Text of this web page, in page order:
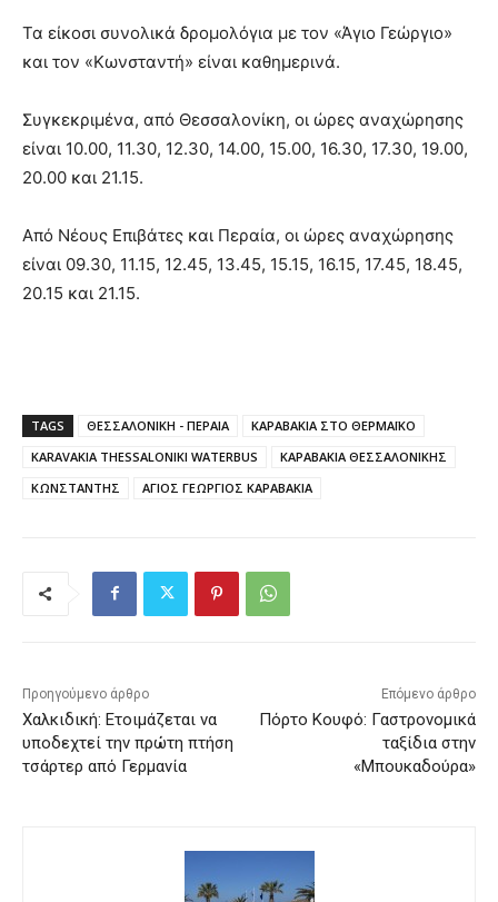
Τα είκοσι συνολικά δρομολόγια με τον «Άγιο Γεώργιο»
και τον «Κωνσταντή» είναι καθημερινά.
Συγκεκριμένα, από Θεσσαλονίκη, οι ώρες αναχώρησης
είναι 10.00, 11.30, 12.30, 14.00, 15.00, 16.30, 17.30, 19.00,
20.00 και 21.15.
Από Νέους Επιβάτες και Περαία, οι ώρες αναχώρησης
είναι 09.30, 11.15, 12.45, 13.45, 15.15, 16.15, 17.45, 18.45,
20.15 και 21.15.
TAGS ΘΕΣΣΑΛΟΝΙΚΗ - ΠΕΡΑΙΑ
ΚΑΡΑΒΑΚΙΑ ΣΤΟ ΘΕΡΜΑΪΚΟ
KARAVAKIA THESSALONIKI WATERBUS
ΚΑΡΑΒΑΚΙΑ ΘΕΣΣΑΛΟΝΙΚΗΣ
ΚΩΝΣΤΑΝΤΗΣ
ΑΓΙΟΣ ΓΕΩΡΓΙΟΣ ΚΑΡΑΒΑΚΙΑ
Προηγούμενο άρθρο
Χαλκιδική: Ετοιμάζεται να
υποδεχτεί την πρώτη πτήση
τσάρτερ από Γερμανία
Επόμενο άρθρο
Πόρτο Κουφό: Γαστρονομικά
ταξίδια στην
«Μπουκαδούρα»